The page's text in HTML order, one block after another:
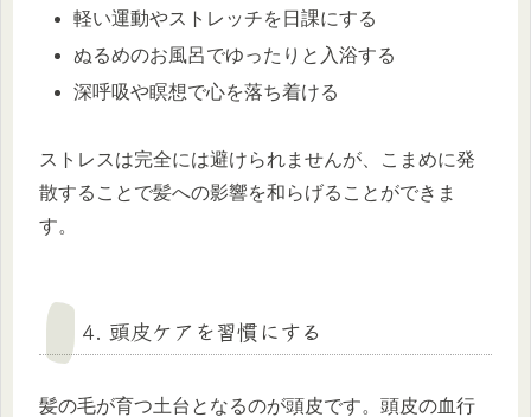
軽い運動やストレッチを日課にする
ぬるめのお風呂でゆったりと入浴する
深呼吸や瞑想で心を落ち着ける
ストレスは完全には避けられませんが、こまめに発
散することで髪への影響を和らげることができま
す。
4. 頭皮ケアを習慣にする
髪の毛が育つ土台となるのが頭皮です。頭皮の血行